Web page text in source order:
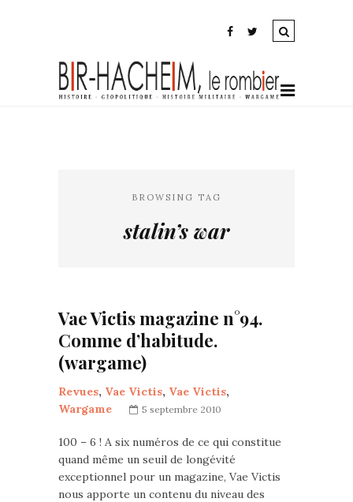
BROWSING TAG
stalin’s war
Vae Victis magazine n°94.
Comme d’habitude.
(wargame)
Revues, Vae Victis, Vae Victis,
Wargame
5 septembre 2010
100 – 6 ! A six numéros de ce qui constitue
quand même un seuil de longévité
exceptionnel pour un magazine, Vae Victis
nous apporte un contenu du niveau des